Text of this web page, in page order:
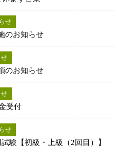
せ
のお知らせ
せ
のお知らせ
せ
受付
せ
験【初級・上級（2回目）】